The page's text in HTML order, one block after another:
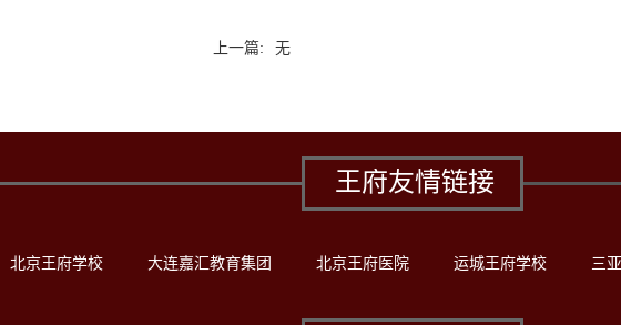
上一篇: 无
王府友情链接
北京王府学校 大连嘉汇教育集团 北京王府医院 运城王府学校 三